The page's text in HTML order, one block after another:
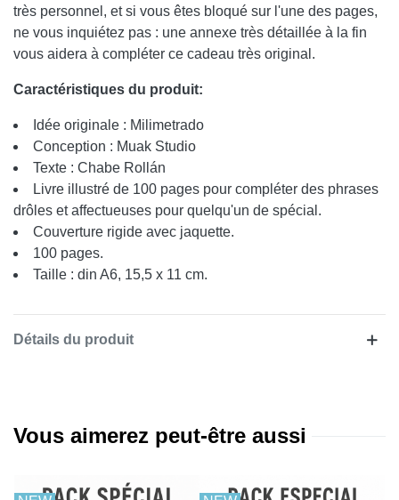
très personnel, et si vous êtes bloqué sur l'une des pages,
ne vous inquiétez pas : une annexe très détaillée à la fin
vous aidera à compléter ce cadeau très original.
Caractéristiques du produit:
Idée originale : Milimetrado
Conception : Muak Studio
Texte : Chabe Rollán
Livre illustré de 100 pages pour compléter des phrases
drôles et affectueuses pour quelqu'un de spécial.
Couverture rigide avec jaquette.
100 pages.
Taille : din A6, 15,5 x 11 cm.
Détails du produit
Vous aimerez peut-être aussi